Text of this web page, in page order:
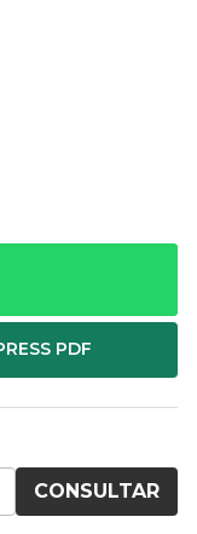
CONSULTAR